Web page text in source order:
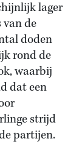
lager
de
doden
rond de
waarbij
dat een
strijd
partijen.